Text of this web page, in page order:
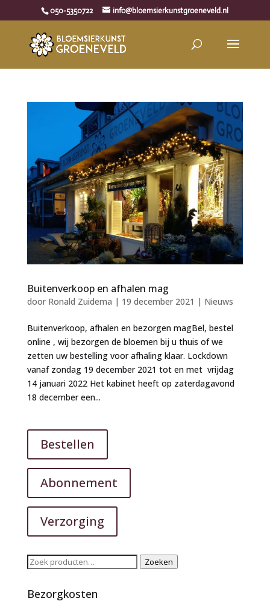
050-5350722 info@bloemsierkunstgroeneveld.nl
Buitenverkoop en afhalen mag
door Ronald Zuidema | 19 december 2021 | Nieuws
Buitenverkoop, afhalen en bezorgen magBel, bestel
online , wij bezorgen de bloemen bij u thuis of we
zetten uw bestelling voor afhaling klaar. Lockdown
vanaf zondag 19 december 2021 tot en met vrijdag
14 januari 2022 Het kabinet heeft op zaterdagavond
18 december een...
Bestellen
Abonnement
Verzorging
Zoeken
Zoeken
Bezorgkosten